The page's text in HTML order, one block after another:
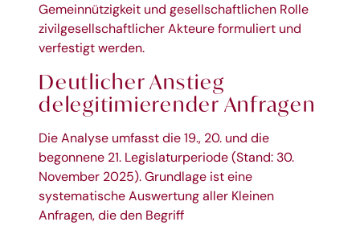
Gemeinnützigkeit und gesellschaftlichen Rolle
zivilgesellschaftlicher Akteure formuliert und
verfestigt werden.
Deutlicher Anstieg
delegitimierender Anfragen
Die Analyse umfasst die 19., 20. und die
begonnene 21. Legislaturperiode (Stand: 30.
November 2025). Grundlage ist eine
systematische Auswertung aller Kleinen
Anfragen, die den Begriff